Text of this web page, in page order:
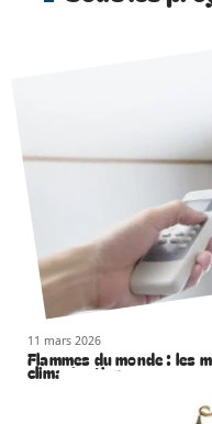
11 mars 2026
Flammes du monde : les
climatisation